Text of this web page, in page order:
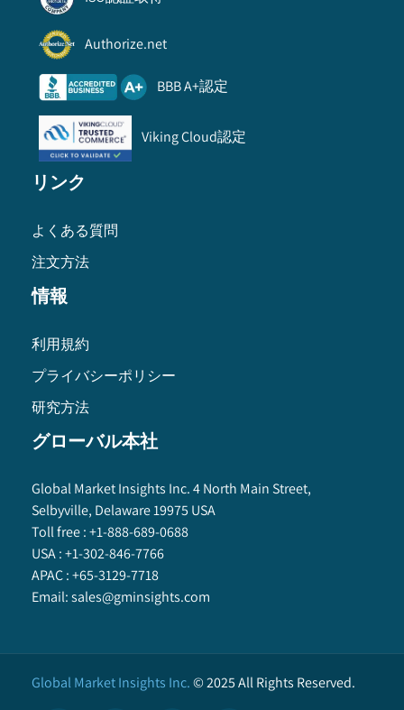
Authorize.net
BBB A+認定
Viking Cloud認定
リンク
よくある質問
注文方法
情報
利用規約
プライバシーポリシー
研究方法
グローバル本社
Global Market Insights Inc. 4 North Main Street,
Selbyville, Delaware 19975 USA
Toll free :+1-888-689-0688
USA :+1-302-846-7766
APAC :+65-3129-7718
Email:sales@gminsights.com
Global Market Insights Inc.©2025All Rights Reserved.